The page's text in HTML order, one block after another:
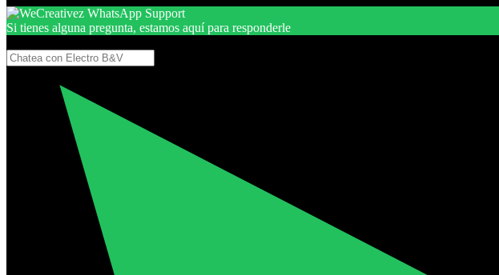
Si tienes alguna pregunta, estamos aquí para responderle